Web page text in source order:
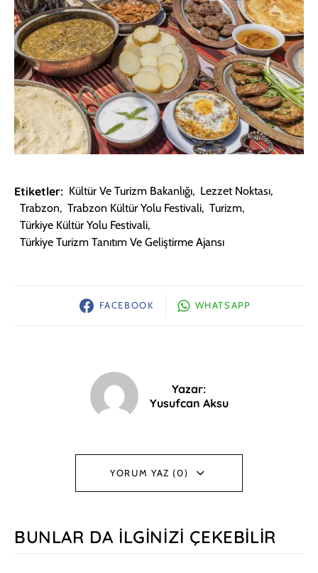
Etiketler: Kültür Ve Turizm Bakanlığı, Lezzet Noktası,
Trabzon, Trabzon Kültür Yolu Festivali, Turizm,
Türkiye Kültür Yolu Festivali,
Türkiye Turizm Tanıtım Ve Geliştirme Ajansı
FACEBOOK WHATSAPP
Yazar:
Yusufcan Aksu
YORUM YAZ (0)
BUNLAR DA İLGINIZI ÇEKEBILIR